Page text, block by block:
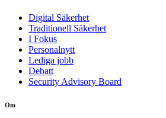
Digital Säkerhet
Traditionell Säkerhet
I Fokus
Personalnytt
Lediga jobb
Debatt
Security Advisory Board
Om